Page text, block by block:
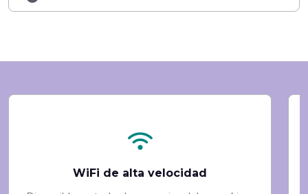
WiFi de alta velocidad